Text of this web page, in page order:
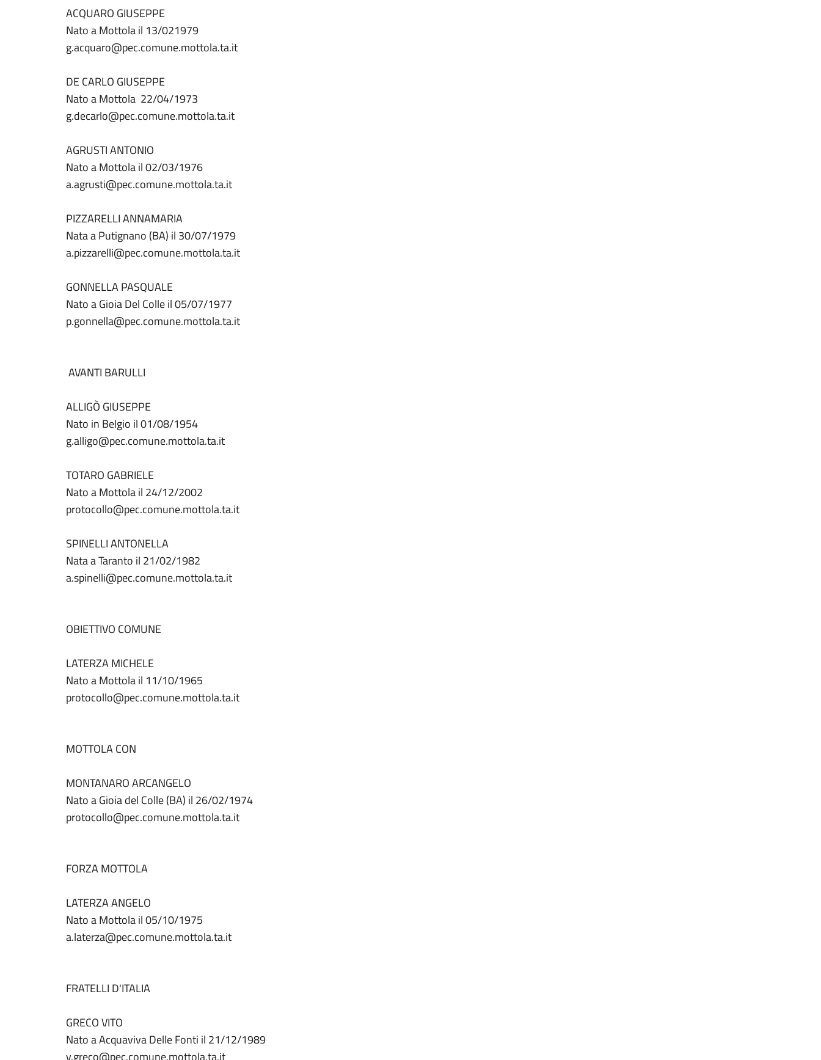
ACQUARO GIUSEPPE
Nato a Mottola il 13/021979
g.acquaro@pec.comune.mottola.ta.it
DE CARLO GIUSEPPE
Nato a Mottola 22/04/1973
g.decarlo@pec.comune.mottola.ta.it
AGRUSTI ANTONIO
Nato a Mottola il 02/03/1976
a.agrusti@pec.comune.mottola.ta.it
PIZZARELLI ANNAMARIA
Nata a Putignano (BA) il 30/07/1979
a.pizzarelli@pec.comune.mottola.ta.it
GONNELLA PASQUALE
Nato a Gioia Del Colle il 05/07/1977
p.gonnella@pec.comune.mottola.ta.it
AVANTI BARULLI
ALLIGÒ GIUSEPPE
Nato in Belgio il 01/08/1954
g.alligo@pec.comune.mottola.ta.it
TOTARO GABRIELE
Nato a Mottola il 24/12/2002
protocollo@pec.comune.mottola.ta.it
SPINELLI ANTONELLA
Nata a Taranto il 21/02/1982
a.spinelli@pec.comune.mottola.ta.it
OBIETTIVO COMUNE
LATERZA MICHELE
Nato a Mottola il 11/10/1965
protocollo@pec.comune.mottola.ta.it
MOTTOLA CON
MONTANARO ARCANGELO
Nato a Gioia del Colle (BA) il 26/02/1974
protocollo@pec.comune.mottola.ta.it
FORZA MOTTOLA
LATERZA ANGELO
Nato a Mottola il 05/10/1975
a.laterza@pec.comune.mottola.ta.it
FRATELLI D'ITALIA
GRECO VITO
Nato a Acquaviva Delle Fonti il 21/12/1989
v.greco@pec.comune.mottola.ta.it